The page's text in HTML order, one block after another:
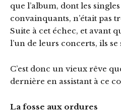
que l’album, dont les
convainquants, n’était pas
Suite à cet échec, et avant
l’un de leurs concerts, ils se
C’est donc un vieux rêve
dernière en assistant à ce
La fosse aux ordures